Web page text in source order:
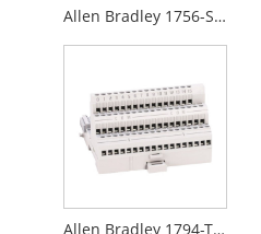
Allen Bradley 1756-SYNCH
Allen Bradley 1794-TB3